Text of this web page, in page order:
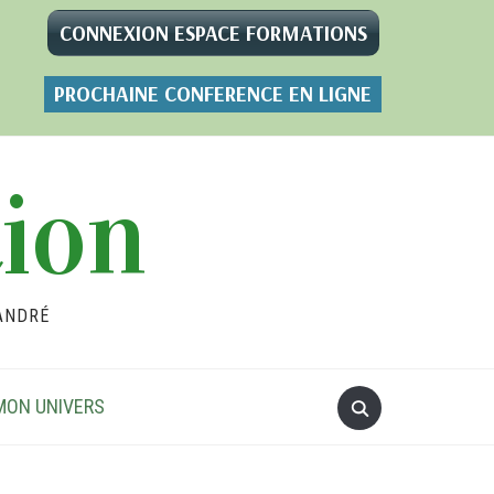
CONNEXION ESPACE FORMATIONS
PROCHAINE CONFERENCE EN LIGNE
UNIVERS